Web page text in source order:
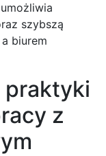
szybszą
biurem
praktyki
z